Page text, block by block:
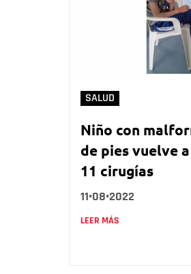
SALUD
Niño con
de pies vuelve
11 cirugías
11•08•2022
LEER MÁS